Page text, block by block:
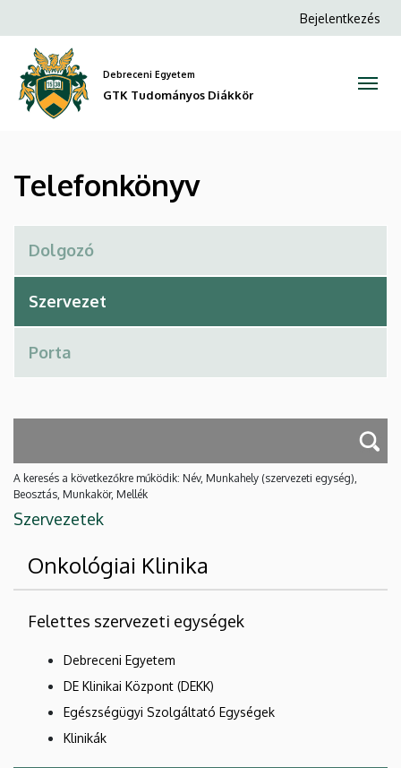
GTK
Tudományos
Diákkör
a
tartalomra
Anonim
Bejelentkezés
Debreceni Egyetem
GTK Tudományos Diákkör
Telefonkönyv
A keresés a következőkre működik: Név, Munkahely (szervezeti egység),
Beosztás, Munkakör, Mellék
Szervezetek
Onkológiai Klinika
Felettes szervezeti egységek
Debreceni Egyetem
DE Klinikai Központ (DEKK)
Egészségügyi Szolgáltató Egységek
Klinikák